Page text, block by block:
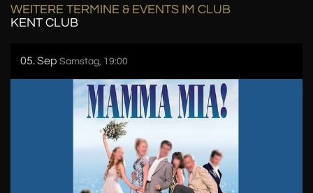
WEITERE TERMINE & EVENTS IM CLUB
KENT CLUB
05. Sep Samstag, 19:00